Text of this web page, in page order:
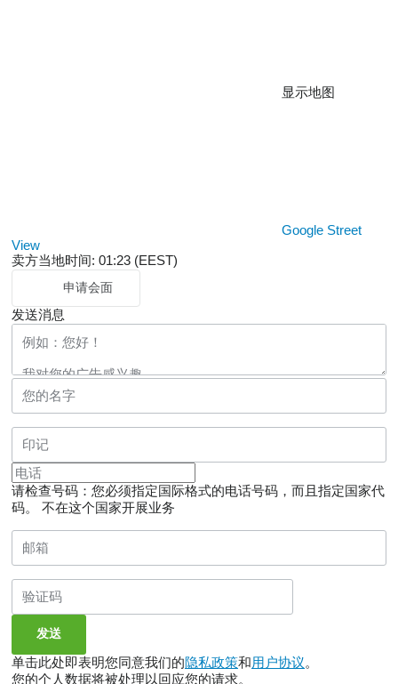
显示地图
Google Street
View
卖方当地时间: 01:23 (EEST)
申请会面
发送消息
请检查号码：您必须指定国际格式的电话号码，而且指定国家代
码。
不在这个国家开展业务
单击此处即表明您同意我们的隐私政策和用户协议。
您的个人数据将被处理以回应您的请求。